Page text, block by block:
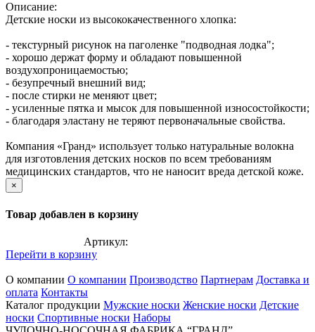
Описание:
Детские носки из высококачественного хлопка:
- текстурный рисунок на паголенке "подводная лодка";
- хорошо держат форму и обладают повышенной
воздухопроницаемостью;
- безупречный внешний вид;
- после стирки не меняют цвет;
- усиленные пятка и мысок для повышенной износостойкости;
- благодаря эластану не теряют первоначальные свойства.
Компания «Гранд» использует только натуральные волокна
для изготовления детских носков по всем требованиям
медицинских стандартов, что не наносит вреда детской коже.
×
Товар добавлен в корзину
Артикул:
Перейти в корзину
О компании О компании Производство Партнерам Доставка и
оплата Контакты
Каталог продукции Мужские носки Женские носки Детские
носки Спортивные носки Наборы